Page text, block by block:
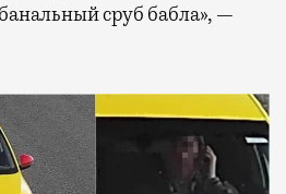
сруб бабла», —